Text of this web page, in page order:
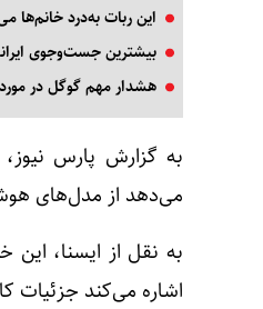
این ربات به‌درد
بیشترین جست‌وجوی ایرانی
هشدار مهم گوگل در
به گزارش پارس نیوز
می‌دهد از مدل‌های
اشاره می‌کند جزئیات